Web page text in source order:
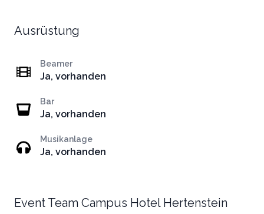
Ausrüstung
Beamer
Ja, vorhanden
Bar
Ja, vorhanden
Musikanlage
Ja, vorhanden
Event Team Campus Hotel Hertenstein